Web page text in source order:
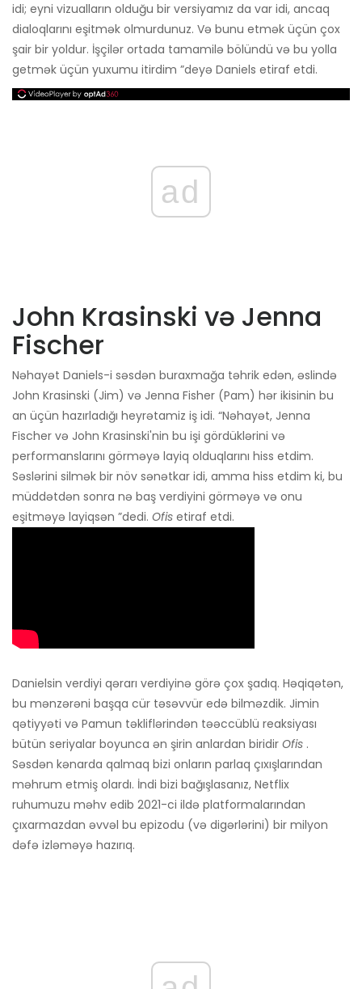
idi; eyni vizualların olduğu bir versiyamız da var idi, ancaq
dialoqlarını eşitmək olmurdunuz. Və bunu etmək üçün çox
şair bir yoldur. İşçilər ortada tamamilə bölündü və bu yolla
getmək üçün yuxumu itirdim ”deyə Daniels etiraf etdi.
ad
John Krasinski və Jenna
Fischer
Nəhayət Daniels-i səsdən buraxmağa təhrik edən, əslində
John Krasinski (Jim) və Jenna Fisher (Pam) hər ikisinin bu
an üçün hazırladığı heyrətamiz iş idi. “Nəhayət, Jenna
Fischer və John Krasinski'nin bu işi gördüklərini və
performanslarını görməyə layiq olduqlarını hiss etdim.
Səslərini silmək bir növ sənətkar idi, amma hiss etdim ki, bu
müddətdən sonra nə baş verdiyini görməyə və onu
eşitməyə layiqsən ”dedi. Ofis etiraf etdi.
Danielsin verdiyi qərarı verdiyinə görə çox şadıq. Həqiqətən,
bu mənzərəni başqa cür təsəvvür edə bilməzdik. Jimin
qətiyyəti və Pamun təkliflərindən təəccüblü reaksiyası
bütün seriyalar boyunca ən şirin anlardan biridir Ofis .
Səsdən kənarda qalmaq bizi onların parlaq çıxışlarından
məhrum etmiş olardı. İndi bizi bağışlasanız, Netflix
ruhumuzu məhv edib 2021-ci ildə platformalarından
çıxarmazdan əvvəl bu epizodu (və digərlərini) bir milyon
dəfə izləməyə hazırıq.